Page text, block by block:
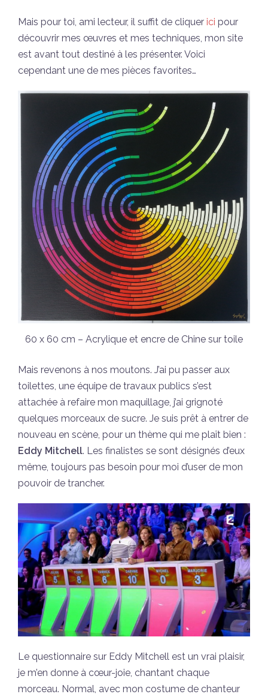
Mais pour toi, ami lecteur, il suffit de cliquer ici pour
découvrir mes œuvres et mes techniques, mon site
est avant tout destiné à les présenter. Voici
cependant une de mes pièces favorites…
60 x 60 cm – Acrylique et encre de Chine sur toile
Mais revenons à nos moutons. J’ai pu passer aux
toilettes, une équipe de travaux publics s’est
attachée à refaire mon maquillage, j’ai grignoté
quelques morceaux de sucre. Je suis prêt à entrer de
nouveau en scène, pour un thème qui me plaît bien :
Eddy Mitchell. Les finalistes se sont désignés d’eux
même, toujours pas besoin pour moi d’user de mon
pouvoir de trancher.
Le questionnaire sur Eddy Mitchell est un vrai plaisir,
je m’en donne à cœur-joie, chantant chaque
morceau. Normal, avec mon costume de chanteur